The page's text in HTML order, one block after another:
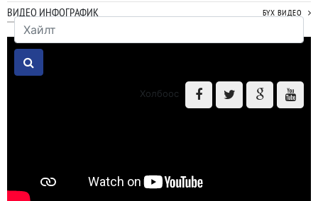
2023/04/27 SHARE
Ажил дээрээ сайн найзтай байх нь ажлын бүтээмж
нэмэгдүүлж, тогтвортой ажиллах суурь болдог
ВИДЕО ИНФОГРАФИК БҮХ ВИДЕО
Холбоос